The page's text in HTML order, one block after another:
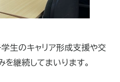
生のキャリア形成支援や交
継続してまいります。